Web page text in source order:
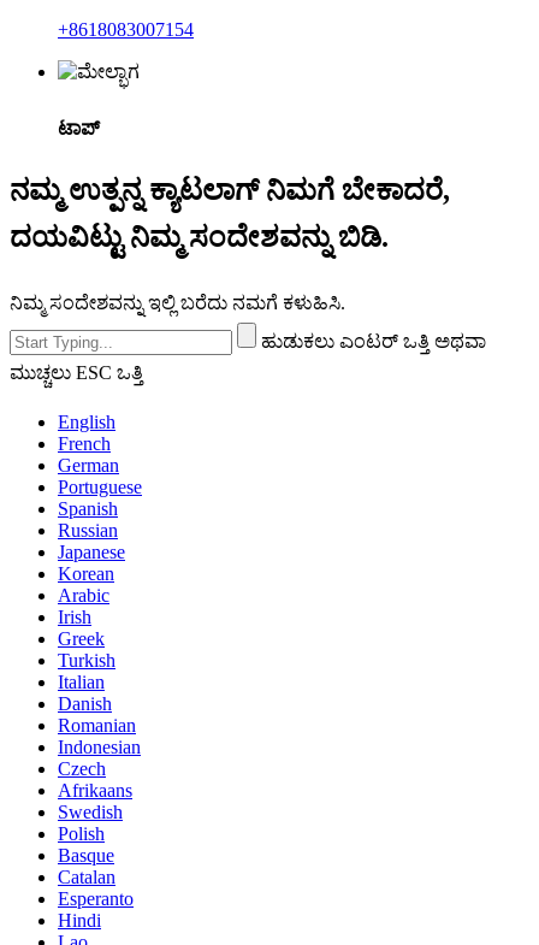
+8618083007154
ಟಾಪ್
ನಮ್ಮ ಉತ್ಪನ್ನ ಕ್ಯಾಟಲಾಗ್ ನಿಮಗೆ ಬೇಕಾದರೆ,
ದಯವಿಟ್ಟು ನಿಮ್ಮ ಸಂದೇಶವನ್ನು ಬಿಡಿ.
ನಿಮ್ಮ ಸಂದೇಶವನ್ನು ಇಲ್ಲಿ ಬರೆದು ನಮಗೆ ಕಳುಹಿಸಿ.
ಹುಡುಕಲು ಎಂಟರ್ ಒತ್ತಿ ಅಥವಾ
ಮುಚ್ಚಲು ESC ಒತ್ತಿ
English
French
German
Portuguese
Spanish
Russian
Japanese
Korean
Arabic
Irish
Greek
Turkish
Italian
Danish
Romanian
Indonesian
Czech
Afrikaans
Swedish
Polish
Basque
Catalan
Esperanto
Hindi